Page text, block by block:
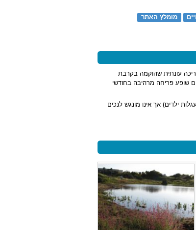
מומלץ האתר
עונתית שהוקמה בקרבת
שופע פריחה מרהיבה בחודשי
לכל המשפחה (כולל עגלות ילדים) אך אינו מונגש לנכים